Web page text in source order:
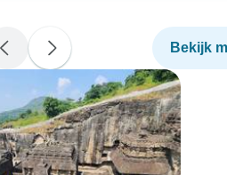
tempels die op de tour staan,
zoals Raj Gopuran en Sri
Ranganathaswahy, niet in (dit
wordt strikt gehandhaafd).
Krishna’s Butterball (Vaan Irai
Kal) in
Mamallapuram/
Bekijk